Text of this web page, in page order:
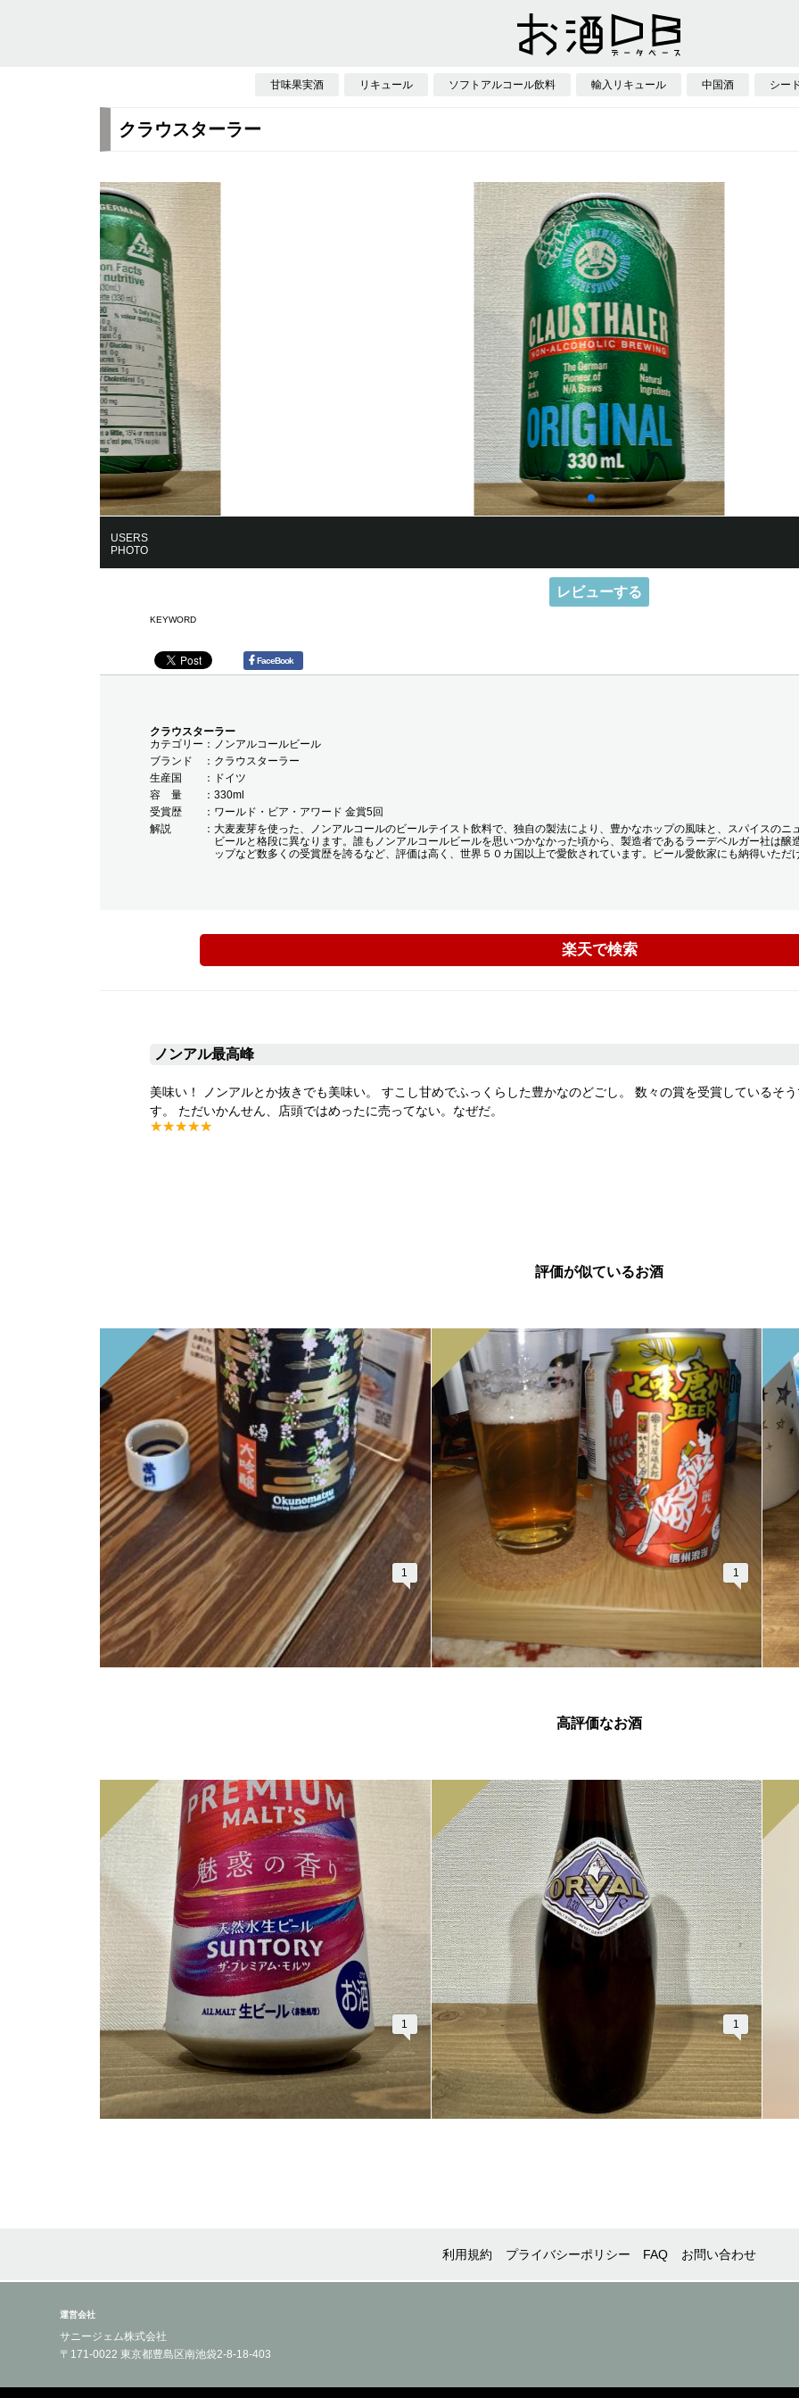
甘味果実酒 リキュール ソフトアルコール飲料 輸入リキュール 中国酒 シー
クラウスターラー
USERS
PHOTO
レビューする
KEYWORD
FaceBook
クラウスターラー
カテゴリー
ノンアルコールビール
ブランド
クラウスターラー
生産国
ドイツ
容 量
330ml
受賞歴
ワールド・ビア・アワード 金賞5回
解説
大麦麦芽を使った、ノンアルコールのビールテイスト飲料で、独自の製法により、豊かなホップの風味と、スパイスの
ビールと格段に異なります。誰もノンアルコールビールを思いつかなかった頃から、製造者であるラーデベルガー社は
ップなど数多くの受賞歴を誇るなど、評価は高く、世界５０カ国以上で愛飲されています。ビール愛飲家にも納得いただ
楽天で検索
ノンアル最高峰
美味い！ ノンアルとか抜きでも美味い。 すこし甘めでふっくらした豊かなのどごし。 数々の賞を受賞しているそ
す。 ただいかんせん、店頭ではめったに売ってない。なぜだ。
評価が似ているお酒
1 1
高評価なお酒
1 1
利用規約 プライバシーポリシー FAQ お問い合わせ
運営会社
サニージェム株式会社
〒171-0022 東京都豊島区南池袋2-8-18-403